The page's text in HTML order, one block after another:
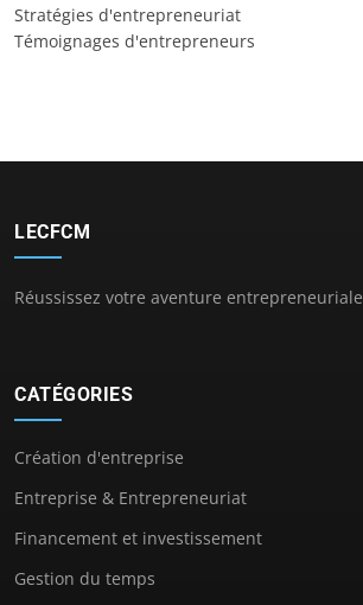
Stratégies d'entrepreneuriat
Témoignages d'entrepreneurs
LECFCM
Réussissez votre aventure entrepreneuriale
CATÉGORIES
Création d'entreprise
Entreprise & Entrepreneuriat
Financement et investissement
Gestion du temps